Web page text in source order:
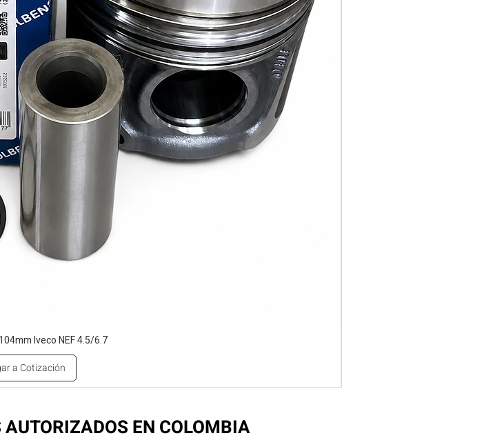
Iveco NEF 4.5/6.7
a Cotización
EN COLOMBIA